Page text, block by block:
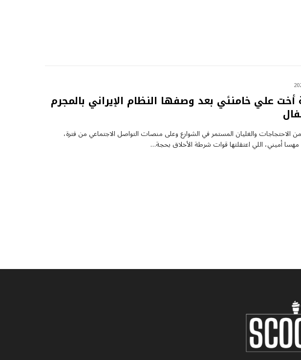
أخت علي خامنئي بعد وصفها النظام الإيراني بالمجرم
الاحتجاجات والغليان المستمر في الشوارع وعلى منصات التواصل الاجتماعي من فترة،
مهسا أميني، اللي اعتقلتها قوات شرطة الأخلاق بحجة…